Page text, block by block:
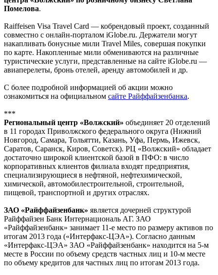
Помелова.
Raiffeisen Visa Travel Card — кобрендовый проект, созданный
совместно с онлайн-порталом iGlobe.ru. Держатели могут
накапливать бонусные мили Travel Miles, совершая покупки
по карте. Накопленные мили обмениваются на различные
туристические услуги, представленные на сайте iGlobe.ru —
авиаперелеты, бронь отелей, аренду автомобилей и др.
С более подробной информацией об акции можно
ознакомиться на официальном сайте Райффайзенбанка.
***
Региональный центр «Волжский» объединяет 20 отделений
в 11 городах Приволжского федерального округа (Нижний
Новгород, Самара, Тольятти, Казань, Уфа, Пермь, Ижевск,
Саратов, Саранск, Киров, Советск). РЦ «Волжский» обладает
достаточно широкой клиентской базой в ПФО: в число
корпоративных клиентов филиала входят предприятия,
специализирующиеся в нефтяной, нефтехимической,
химической, автомобилестроительной, строительной,
пищевой, транспортной и других отраслях.
ЗАО «Райффайзенбанк» является дочерней структурой
Райффайзен Банк Интернациональ АГ. ЗАО
«Райффайзенбанк» занимает 11-е место по размеру активов по
итогам 2013 года («Интерфакс-ЦЭА»). Согласно данным
«Интерфакс-ЦЭА» ЗАО «Райффайзенбанк» находится на 5-м
месте в России по объему средств частных лиц и 10-м месте
по объему кредитов для частных лиц по итогам 2013 года.